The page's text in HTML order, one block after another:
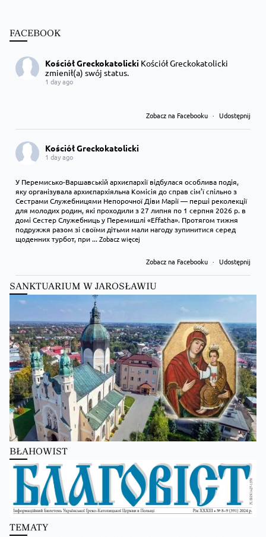
FACEBOOK
Kościół Greckokatolicki Kościół Greckokatolicki
zmienił(a) swój status.
1 day ago
Zobacz na Facebooku · Udostępnij
Kościół Greckokatolicki
1 day ago
У Перемисько-Варшавській архиєпархії відбулася особлива подія,
яку організувала архиєпархіяльна Комісія до справ сім’ї спільно з
Сестрами Служебницями Непорочної Діви Марії — перші реколекції
для молодих родин, які проходили з 27 липня по 1 серпня 2026 р. в
домі Сестер Служебниць у Перемишлі «Effatha». Протягом тижня
подружжя разом зі своїми дітьми мали нагоду зупинитися серед
щоденних турбот, при...Zobacz więcej
Zobacz na Facebooku · Udostępnij
Kościół Greckokatolicki
Преображення Господнє в Лодзі
Zobacz na Facebooku · Udostępnij
SANKTUARIUM W JAROSŁAWIU
BŁAHOWIST
TEMATY